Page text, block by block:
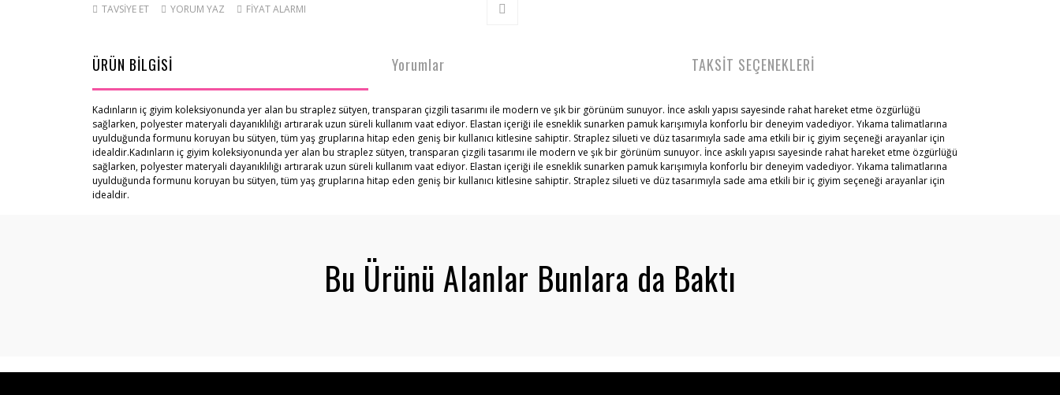
TAVSİYE ET YORUM YAZ FİYAT ALARMI
ÜRÜN BİLGİSİ
Kadınların iç giyim koleksiyonunda yer alan bu straplez sütyen, transparan çizgili tasarımı ile modern ve şık bir görünüm sunuyor. İnce askılı yapısı sayesinde rahat hareket etme özgürlüğü
sağlarken, polyester materyali dayanıklılığı artırarak uzun süreli kullanım vaat ediyor. Elastan içeriği ile esneklik sunarken pamuk karışımıyla konforlu bir deneyim vadediyor. Yıkama talimatlarına
uyulduğunda formunu koruyan bu sütyen, tüm yaş gruplarına hitap eden geniş bir kullanıcı kitlesine sahiptir. Straplez silueti ve düz tasarımıyla sade ama etkili bir iç giyim seçeneği arayanlar için
idealdir.Kadınların iç giyim koleksiyonunda yer alan bu straplez sütyen, transparan çizgili tasarımı ile modern ve şık bir görünüm sunuyor. İnce askılı yapısı sayesinde rahat hareket etme özgürlüğü
sağlarken, polyester materyali dayanıklılığı artırarak uzun süreli kullanım vaat ediyor. Elastan içeriği ile esneklik sunarken pamuk karışımıyla konforlu bir deneyim vadediyor. Yıkama talimatlarına
uyulduğunda formunu koruyan bu sütyen, tüm yaş gruplarına hitap eden geniş bir kullanıcı kitlesine sahiptir. Straplez silueti ve düz tasarımıyla sade ama etkili bir iç giyim seçeneği arayanlar için
idealdir.
Yorumlar TAKSİT SEÇENEKLERİ
Bu Ürünü Alanlar Bunlara da Baktı